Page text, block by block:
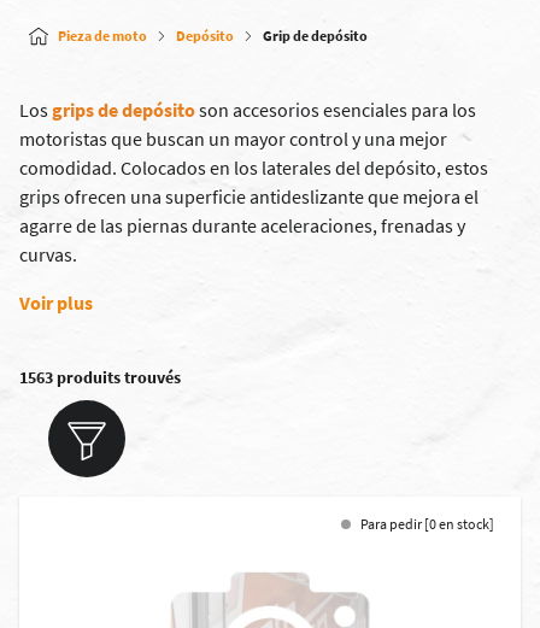
Pieza de moto Depósito Grip de depósito
Losgrips de depósitoson accesorios esenciales para los
motoristas que buscan un mayor control y una mejor
comodidad. Colocados en los laterales del depósito, estos
grips ofrecen una superficie antideslizante que mejora el
agarre de las piernas durante aceleraciones, frenadas y
curvas.
Voir plus
1563 produits trouvés
Para pedir [0 en stock]